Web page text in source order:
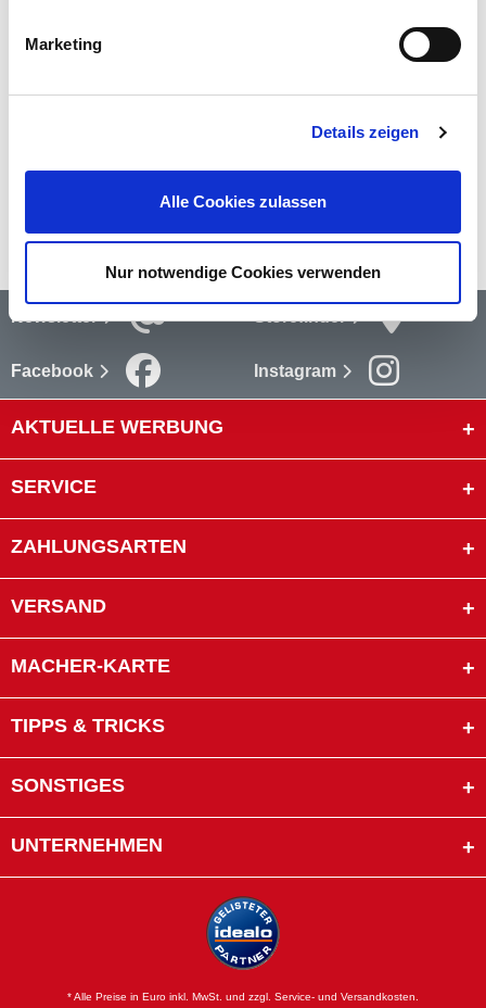
Marketing
Details zeigen
Alle Cookies zulassen
Nur notwendige Cookies verwenden
Bewertungen
Versandkosten
Newsletter Storefinder
Facebook Instagram
AKTUELLE WERBUNG
SERVICE
ZAHLUNGSARTEN
VERSAND
MACHER-KARTE
TIPPS & TRICKS
SONSTIGES
UNTERNEHMEN
* Alle Preise in Euro inkl. MwSt. und zzgl. Service- und Versandkosten.